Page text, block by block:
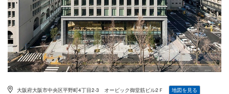
大阪府大阪市中央区平野町4丁目2-3 オービック御堂筋ビル2Ｆ 地図を見る